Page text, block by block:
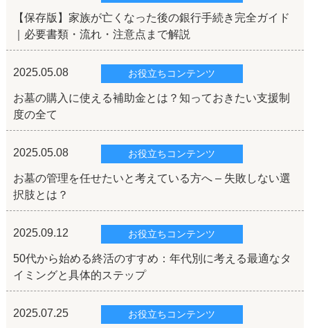
【保存版】家族が亡くなった後の銀行手続き完全ガイド
｜必要書類・流れ・注意点まで解説
2025.05.08 お役立ちコンテンツ
お墓の購入に使える補助金とは？知っておきたい支援制
度の全て
2025.05.08 お役立ちコンテンツ
お墓の管理を任せたいと考えている方へ – 失敗しない選
択肢とは？
2025.09.12 お役立ちコンテンツ
50代から始める終活のすすめ：年代別に考える最適なタ
イミングと具体的ステップ
2025.07.25 お役立ちコンテンツ